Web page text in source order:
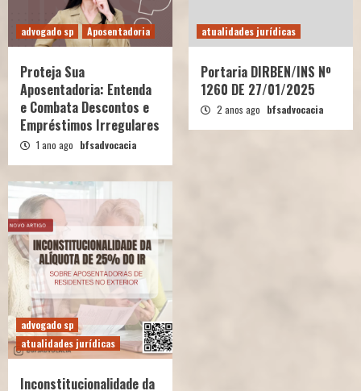
advogado sp Aposentadoria
Proteja Sua
Aposentadoria: Entenda
e Combata Descontos e
Empréstimos Irregulares
1 ano ago bfsadvocacia
atualidades jurídicas
Portaria DIRBEN/INS Nº
1260 DE 27/01/2025
2 anos ago bfsadvocacia
advogado sp
atualidades jurídicas
Inconstitucionalidade da